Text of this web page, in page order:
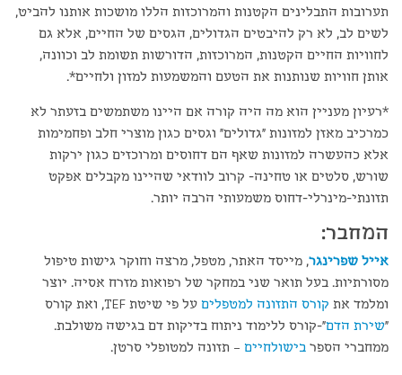
תערובות התבלינים הקטנות והמרוכזות הללו מושכות אותנו להביט,
לשים לב, לא רק להיבטים הגדולים, הגסים של החיים, אלא גם
לחוויות החיים הקטנות, המרוכזות, הדורשות תשומת לב וכוונה,
אותן חוויות שנותנות את הטעם והמשמעות למזון ולחיים*.
*רעיון מעניין הוא מה היה קורה אם היינו משתמשים בזעתר לא
כמרכיב מאזן למזונות "גדולים" וגסים כגון מוצרי חלב ופחמימות
אלא כהעשרה למזונות שאף הם דחוסים ומרוכזים כגון ירקות
שורש, סלטים או טחינה- קרוב לוודאי שהיינו מקבלים אפקט
תזונתי-מינרלי-דחוס משמעותי הרבה יותר.
המחבר:
אייל שפרינגר, מייסד האתר, מטפל, מרצה וחוקר גישות טיפול
מסורתיות. בעל תואר שני במחקר של רפואות מזרח אסיה. יוצר
ומלמד את קורס התזונה למטפלים
על פי שיטת TEF, ואת קורס
"שירת הדם"-קורס ללימוד ניתוח בדיקות דם בגישה משולבת.
ממחברי הספר בישולחיים – תזונה למטופלי סרטן.